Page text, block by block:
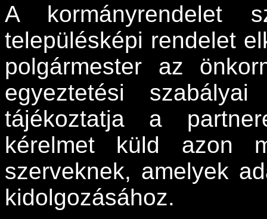
A
településképi rendelet
polgármester az
egyeztetési
tájékoztatja a
kérelmet küld azon
szerveknek, amelyek
kidolgozásához.